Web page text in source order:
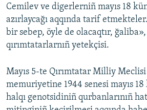
Cemilev ve digerlerniñ mayıs 18
azırlaycağı aqqında tarif
bir sebep, öyle de olacaqtır,
qırımtatarlarnıñ yetekçisi.
Mayıs 5-te Qırımtatar Milliy
memuriyetine 1944 senesi mayıs
halqı genotsidiniñ qurbanlarınıñ